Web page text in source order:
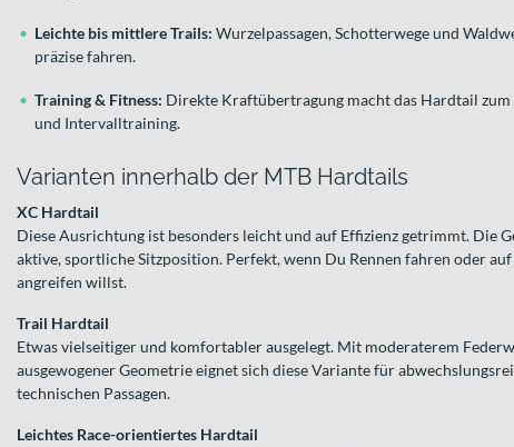
Leichte bis mittlere Trails: Wurzelpassagen, Schotterwege und
präzise fahren.
Training & Fitness: Direkte Kraftübertragung macht das Hardtail
und Intervalltraining.
Varianten innerhalb der MTB Hardtails
XC Hardtail
Diese Ausrichtung ist besonders leicht und auf Effizienz getrimmt. Die
aktive, sportliche Sitzposition. Perfekt, wenn Du Rennen fahren oder
angreifen willst.
Trail Hardtail
Etwas vielseitiger und komfortabler ausgelegt. Mit moderaterem
ausgewogener Geometrie eignet sich diese Variante für
technischen Passagen.
Leichtes Race-orientiertes Hardtail